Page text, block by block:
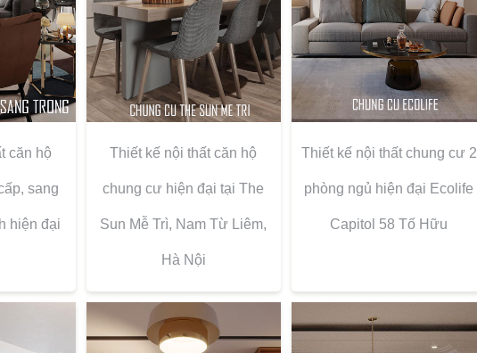
căn hộ
sang
hiện đại
Thiết kế nội thất căn hộ
chung cư hiện đại tại The
Sun Mễ Trì, Nam Từ Liêm,
Hà Nội
Thiết kế nội thất chung cư 2
phòng ngủ hiện đại Ecolife
Capitol 58 Tố Hữu